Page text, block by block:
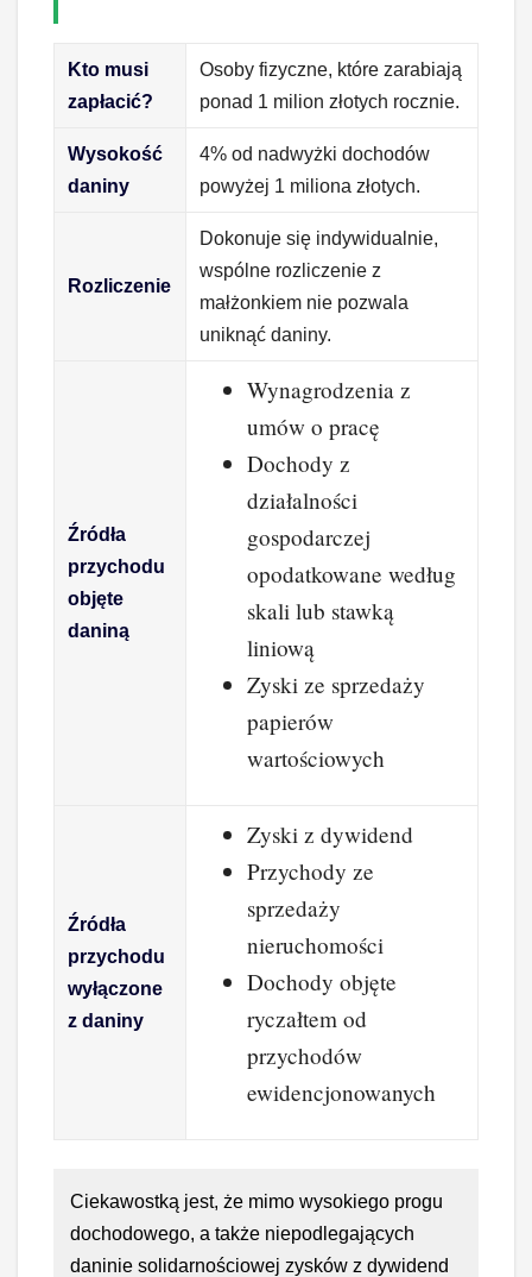
Kto musi
zapłacić?
Osoby fizyczne, które zarabiają
ponad 1 milion złotych rocznie.
Wysokość
daniny
4% od nadwyżki dochodów
powyżej 1 miliona złotych.
Rozliczenie
Dokonuje się indywidualnie,
wspólne rozliczenie z
małżonkiem nie pozwala
uniknąć daniny.
Źródła
przychodu
objęte
daniną
Wynagrodzenia z
umów o pracę
Dochody z
działalności
gospodarczej
opodatkowane według
skali lub stawką
liniową
Zyski ze sprzedaży
papierów
wartościowych
Źródła
przychodu
wyłączone
z daniny
Zyski z dywidend
Przychody ze
sprzedaży
nieruchomości
Dochody objęte
ryczałtem od
przychodów
ewidencjonowanych
Ciekawostką jest, że mimo wysokiego progu
dochodowego, a także niepodlegających
daninie solidarnościowej zysków z dywidend